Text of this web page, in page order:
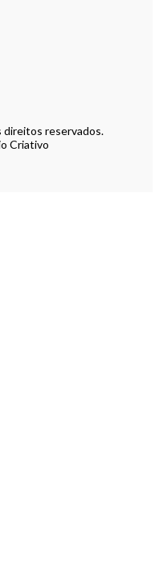
reservados.
Criativo